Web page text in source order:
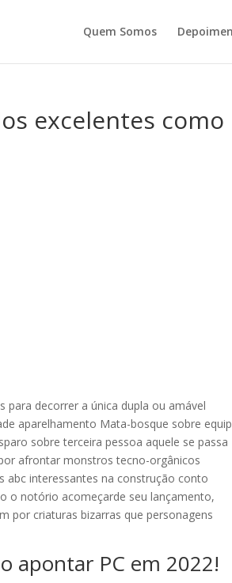
Quem Somos
excelentes como
decorrer a única dupla ou amável
aparelhamento Mata-bosque sobre
sobre terceira pessoa aquele se passa
afrontar monstros tecno-orgânicos
abc interessantes na construção conto
o notório acomeçarde seu lançamento,
por criaturas bizarras que personagens
apontar PC em 2022!